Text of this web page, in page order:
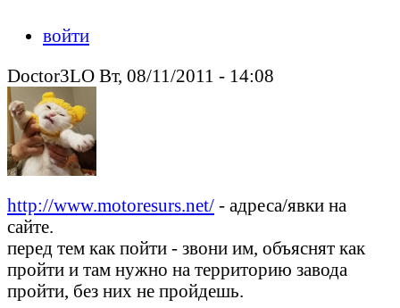
войти
Doctor3LO Вт, 08/11/2011 - 14:08
http://www.motoresurs.net/ - адреса/явки на
сайте.
перед тем как пойти - звони им, объяснят как
пройти и там нужно на территорию завода
пройти, без них не пройдешь.